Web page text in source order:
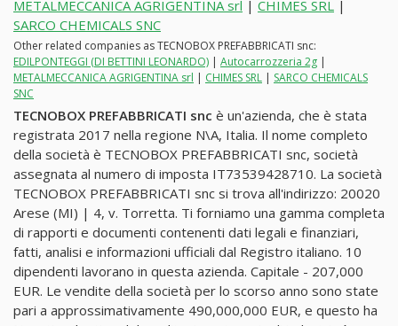
METALMECCANICA AGRIGENTINA srl | CHIMES SRL |
SARCO CHEMICALS SNC
Other related companies as TECNOBOX PREFABBRICATI snc:
EDILPONTEGGI (DI BETTINI LEONARDO) | Autocarrozzeria 2g |
METALMECCANICA AGRIGENTINA srl | CHIMES SRL | SARCO CHEMICALS
SNC
TECNOBOX PREFABBRICATI snc è un'azienda, che è stata
registrata 2017 nella regione N\A, Italia. Il nome completo
della società è TECNOBOX PREFABBRICATI snc, società
assegnata al numero di imposta IT73539428710. La società
TECNOBOX PREFABBRICATI snc si trova all'indirizzo: 20020
Arese (MI) | 4, v. Torretta. Ti forniamo una gamma completa
di rapporti e documenti contenenti dati legali e finanziari,
fatti, analisi e informazioni ufficiali dal Registro italiano. 10
dipendenti lavorano in questa azienda. Capitale - 207,000
EUR. Le vendite della società per lo scorso anno sono state
pari a approssimativamente 490,000,000 EUR, e questo ha